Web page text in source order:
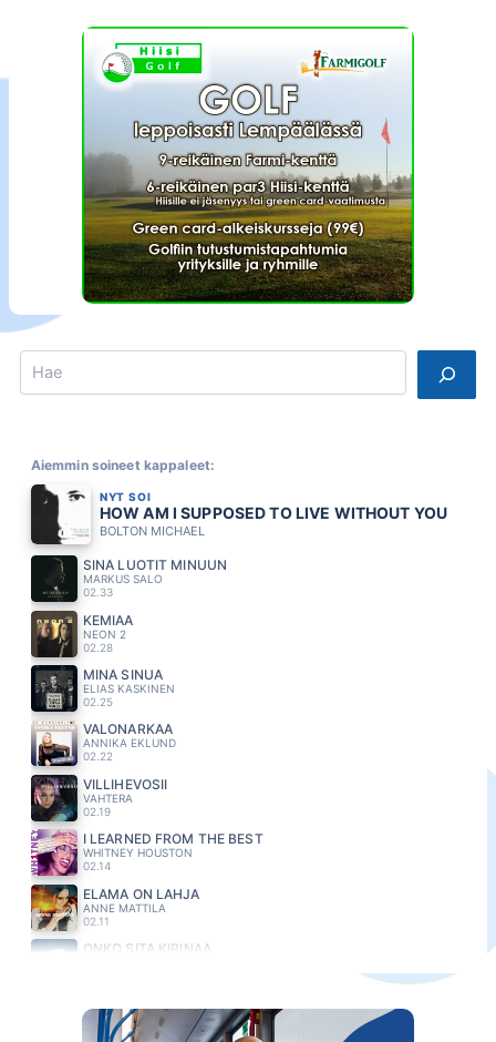
Search
Aiemmin soineet kappaleet:
NYT SOI
HOW AM I SUPPOSED TO LIVE WITHOUT YOU
BOLTON MICHAEL
SINÄ LUOTIT MINUUN
MARKUS SALO
02.33
KEMIAA
NEON 2
02.28
MINÄ SINUA
ELIAS KASKINEN
02.25
VALONARKAA
ANNIKA EKLUND
02.22
VILLIHEVOSII
VAHTERA
02.19
I LEARNED FROM THE BEST
WHITNEY HOUSTON
02.14
ELÄMÄ ON LAHJA
ANNE MATTILA
02.11
ONKO SITA KIPINAA
RICKY MARTIN
02.02